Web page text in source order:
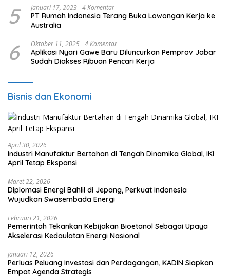
5 Januari 17, 2023 4 Komentar
PT Rumah Indonesia Terang Buka Lowongan Kerja ke
Australia
6 Oktober 11, 2025 4 Komentar
Aplikasi Nyari Gawe Baru Diluncurkan Pemprov Jabar
Sudah Diakses Ribuan Pencari Kerja
Bisnis dan Ekonomi
April 30, 2026
Industri Manufaktur Bertahan di Tengah Dinamika Global, IKI
April Tetap Ekspansi
Maret 22, 2026
Diplomasi Energi Bahlil di Jepang, Perkuat Indonesia
Wujudkan Swasembada Energi
Februari 21, 2026
Pemerintah Tekankan Kebijakan Bioetanol Sebagai Upaya
Akselerasi Kedaulatan Energi Nasional
Januari 12, 2026
Perluas Peluang Investasi dan Perdagangan, KADIN Siapkan
Empat Agenda Strategis